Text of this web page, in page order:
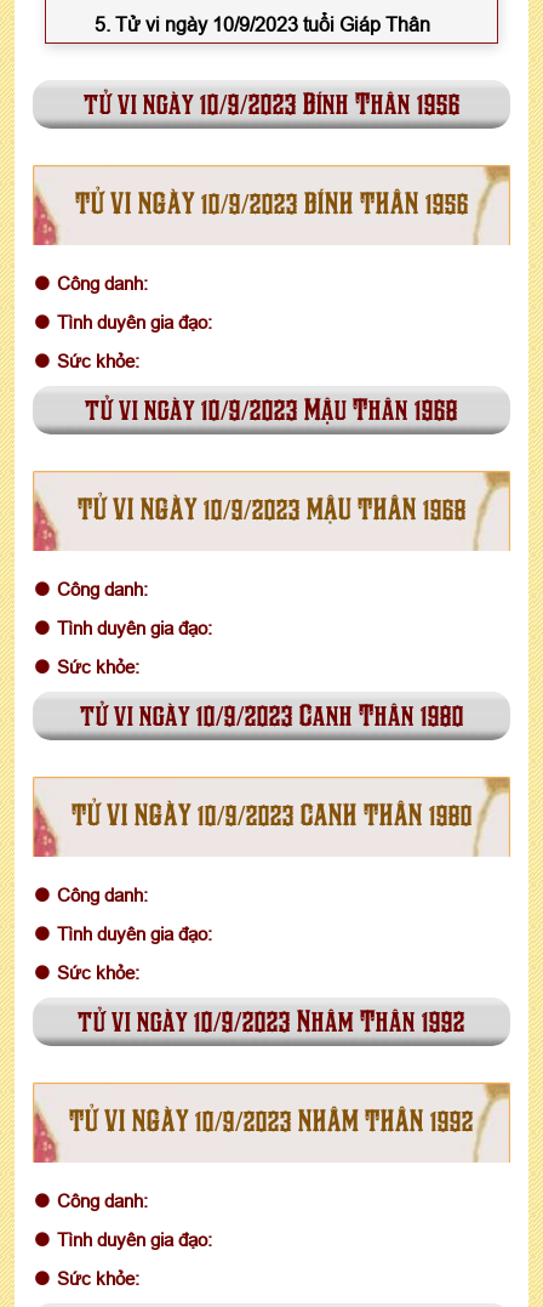
5. Tử vi ngày 10/9/2023 tuổi Giáp Thân
tử vi ngày 10/9/2023 Bính Thân 1956
TỬ VI NGÀY 10/9/2023 BÍNH THÂN 1956
Công danh:
Tình duyên gia đạo:
Sức khỏe:
tử vi ngày 10/9/2023 Mậu Thân 1968
TỬ VI NGÀY 10/9/2023 MẬU THÂN 1968
Công danh:
Tình duyên gia đạo:
Sức khỏe:
tử vi ngày 10/9/2023 Canh Thân 1980
TỬ VI NGÀY 10/9/2023 CANH THÂN 1980
Công danh:
Tình duyên gia đạo:
Sức khỏe:
tử vi ngày 10/9/2023 Nhâm Thân 1992
TỬ VI NGÀY 10/9/2023 NHÂM THÂN 1992
Công danh:
Tình duyên gia đạo:
Sức khỏe: